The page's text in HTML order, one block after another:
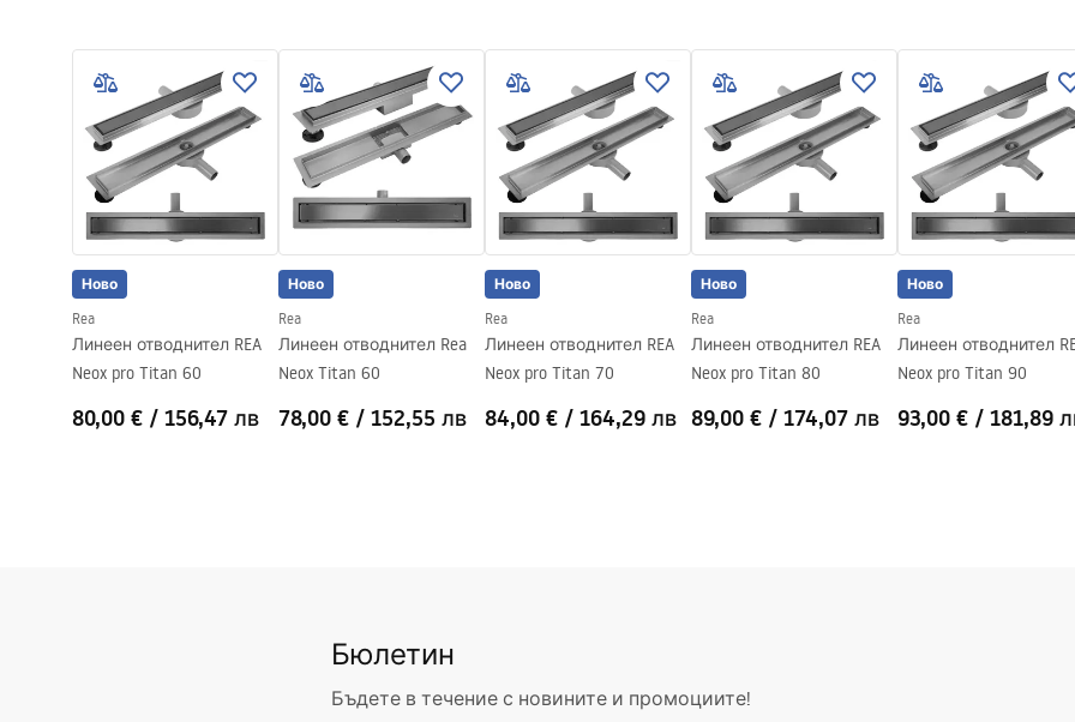
Вид покритие
едностранна с възможност за лепене
на плочка
Капацитет
Покритие
Nano Flex
Гаранция
120 месеца стоманена конструкция, 24
месеца други компоненти
LINEAR-3.pdf
Ново
Rea
Линеен отводнител REA
Neox pro Titan 60
80,00 € / 156,47 лв
Ново
Rea
Линеен отводнител Rea
Neox Titan 60
78,00 € / 152,55 лв
Ново
Rea
Линеен отводнител REA
Neox pro Titan 70
84,00 € / 164,29 лв
Ново
Rea
Линеен отводнител REA
Neox pro Titan 80
89,00 € / 174,07 лв
Ново
Rea
Линеен отводнител
Neox pro Titan 90
93,00 € / 181,89
Бюлетин
Бъдете в течение с новините и промоциите!